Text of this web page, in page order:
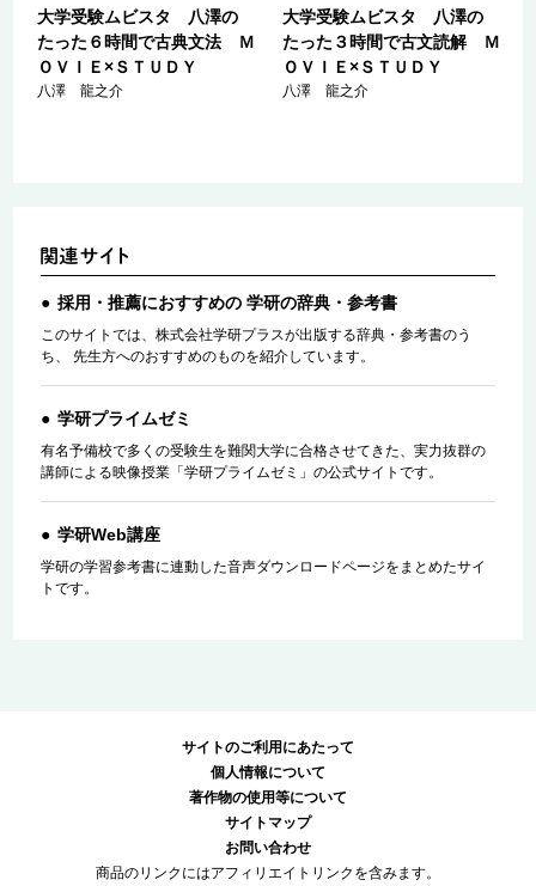
大学受験ムビスタ 八澤の
たった６時間で古典文法 Ｍ
ＯＶＩＥ×ＳＴＵＤＹ
八澤 龍之介
大学受験ムビスタ 八澤の
たった３時間で古文読解 Ｍ
ＯＶＩＥ×ＳＴＵＤＹ
八澤 龍之介
採用・推薦におすすめの 学研の辞典・参考書
このサイトでは、株式会社学研プラスが出版する辞典・参考書のう
ち、 先生方へのおすすめのものを紹介しています。
学研プライムゼミ
有名予備校で多くの受験生を難関大学に合格させてきた、実力抜群の
講師による映像授業「学研プライムゼミ」の公式サイトです。
学研Web講座
学研の学習参考書に連動した音声ダウンロードページをまとめたサイ
トです。
サイトのご利用にあたって
個人情報について
著作物の使用等について
サイトマップ
お問い合わせ
商品のリンクにはアフィリエイトリンクを含みます。